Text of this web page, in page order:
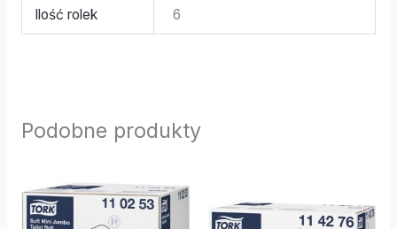
Ilość rolek 6
Podobne produkty